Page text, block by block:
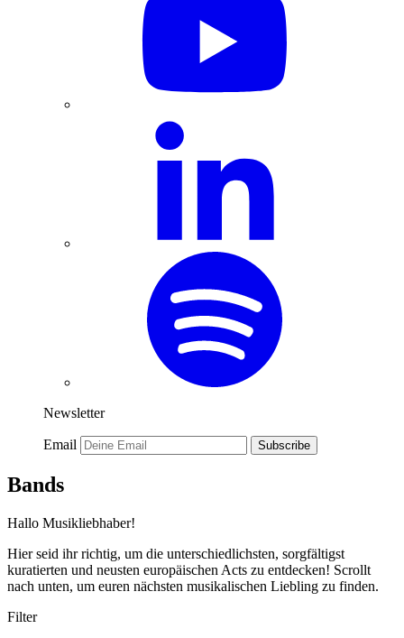
Newsletter
Email Subscribe
Bands
Hallo Musikliebhaber!
Hier seid ihr richtig, um die unterschiedlichsten, sorgfältigst
kuratierten und neusten europäischen Acts zu entdecken! Scrollt
nach unten, um euren nächsten musikalischen Liebling zu finden.
Filter